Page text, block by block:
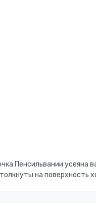
Пенсильвании усеяна
на поверхность